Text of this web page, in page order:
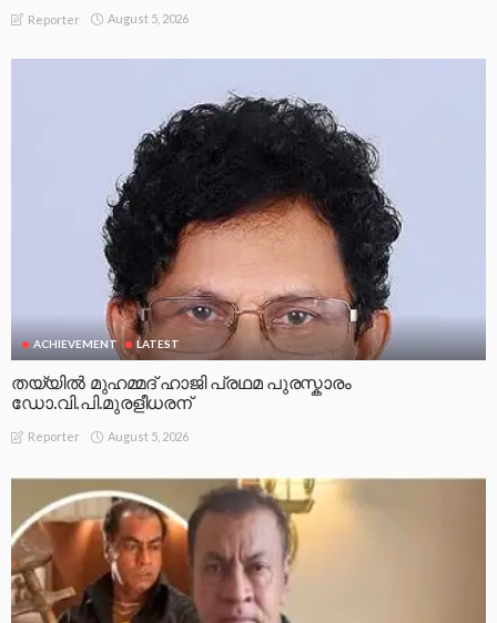
Reporter August 5, 2026
ACHIEVEMENT LATEST
തയ്യിൽ മുഹമ്മദ് ഹാജി പ്രഥമ പുരസ്കാരം
ഡോ.വി.പി.മുരളീധരന്
Reporter August 5, 2026